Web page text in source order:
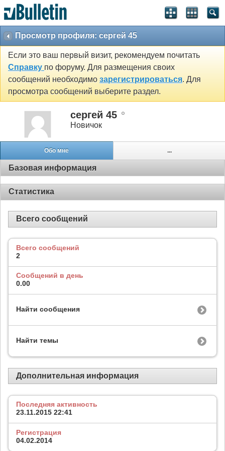
Просмотр профиля: сергей 45
Если это ваш первый визит, рекомендуем почитать
Справку по форуму. Для размещения своих
сообщений необходимо зарегистрироваться. Для
просмотра сообщений выберите раздел.
сергей 45
Новичок
Обо мне ...
Базовая информация
Статистика
Всего сообщений
Всего сообщений
2
Сообщений в день
0.00
Найти сообщения
Найти темы
Дополнительная информация
Последняя активность
23.11.2015 22:41
Регистрация
04.02.2014